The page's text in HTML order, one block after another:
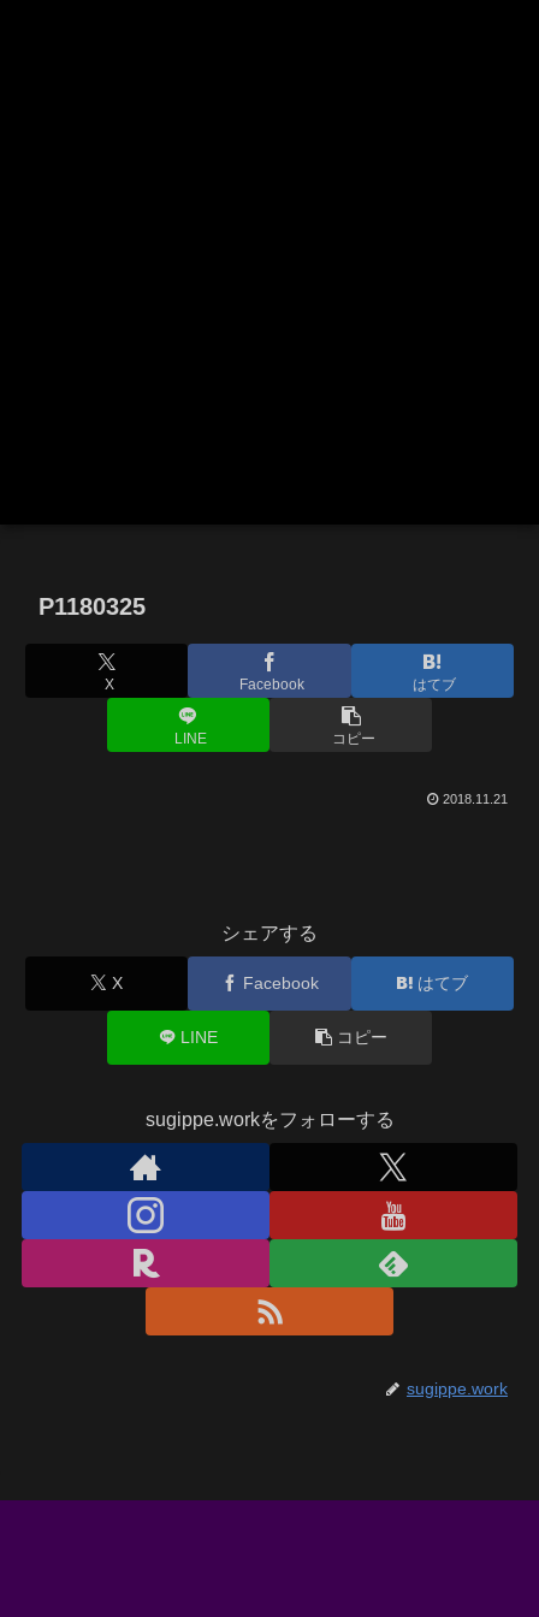
P1180325
X Facebook はてブ
LINE コピー
2018.11.21
シェアする
X Facebook はてブ
LINE コピー
sugippe.workをフォローする
sugippe.work